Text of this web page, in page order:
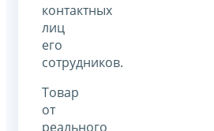
контактных
лиц
его
сотрудников.
Товар
от
реального